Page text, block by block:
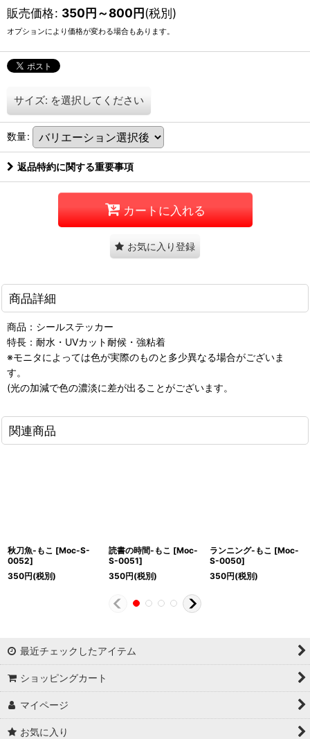
販売価格: 350円～800円(税別)
オプションにより価格が変わる場合もあります。
サイズ: を選択してください
数量:
返品特約に関する重要事項
カートに入れる
お気に入り登録
商品詳細
商品：シールステッカー
特長：耐水・UVカット耐候・強粘着
※モニタによっては色が実際のものと多少異なる場合がございま
す。
(光の加減で色の濃淡に差が出ることがございます。
関連商品
秋刀魚-もこ [Moc-S-
0052]
350円(税別)
読書の時間-もこ [Moc-
S-0051]
350円(税別)
ランニング-もこ [Moc-
S-0050]
350円(税別)
最近チェックしたアイテム
ショッピングカート
マイページ
お気に入り